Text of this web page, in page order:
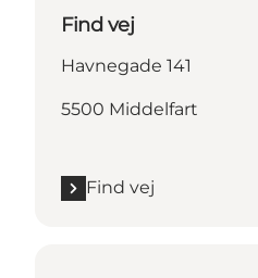
Find vej
Havnegade 141
5500 Middelfart
Find vej